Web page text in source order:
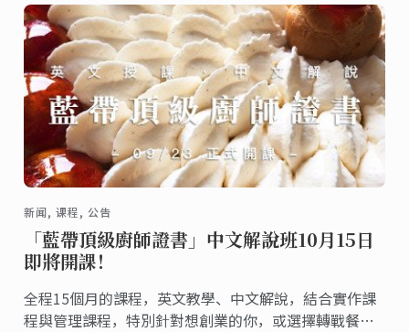
新闻, 课程, 公告
「藍帶頂級廚師證書」中文解說班10月15日
即將開課！
全程15個月的課程，英文教學、中文解說，結合實作課
程與管理課程，特別針對想創業的你，或選擇轉戰餐飲